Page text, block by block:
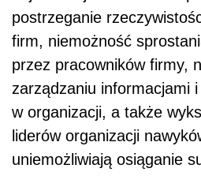
postrzeganie
firm, niemożność
przez pracowników firmy,
zarządzaniu informacjami
w organizacji, a także
liderów organizacji
uniemożliwiają osiąganie